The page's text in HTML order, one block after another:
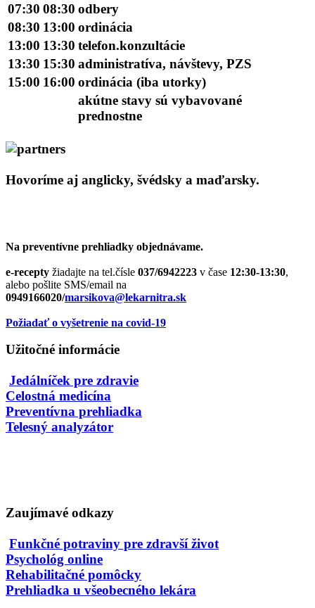
07:30 08:30 odbery
08:30 13:00 ordinácia
13:00 13:30 telefon.konzultácie
13:30 15:30 administratíva, návštevy, PZS
15:00 16:00 ordinácia (iba utorky)
akútne stavy sú vybavované
prednostne
Hovoríme aj anglicky, švédsky a maďarsky.
Na preventívne prehliadky objednávame.
e-recepty žiadajte na tel.čísle 037/6942223 v čase 12:30-13:30,
alebo pošlite SMS/email na
0949166020/marsikova@lekarnitra.sk
Požiadať o vyšetrenie na covid-19
Užitočné informácie
Jedálníček pre zdravie
Celostná medicína
Preventívna prehliadka
Telesný analyzátor
Zaujímavé odkazy
Funkčné potraviny pre zdravší život
Psychológ online
Rehabilitačné pomôcky
Prehliadka u všeobecného lekára